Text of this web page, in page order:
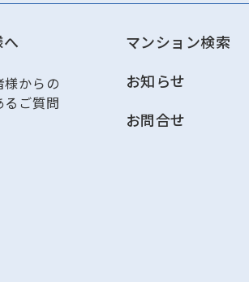
様からの
るご質問
マンション検索
お知らせ
お問合せ